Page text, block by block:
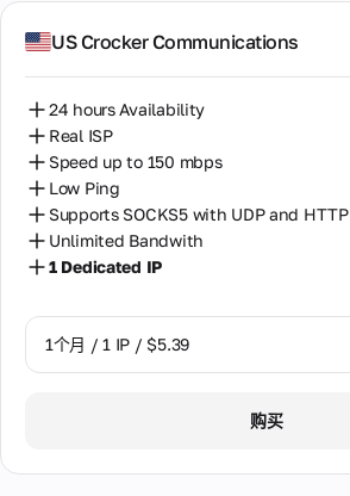
US Crocker Communications
24 hours Availability
Real ISP
Speed up to 150 mbps
Low Ping
Supports SOCKS5 with UDP and HTTP
Unlimited Bandwith
1 Dedicated IP
1个月 / 1 IP / $5.39
购买